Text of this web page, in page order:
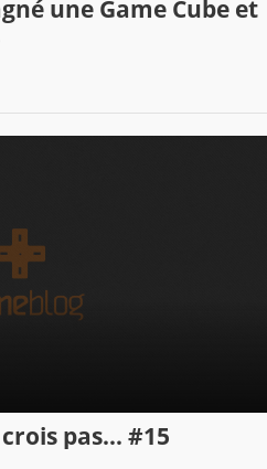
une Game Cube et
pas... #15